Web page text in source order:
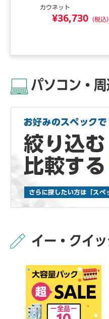
カウネット
¥36,730 （税込）
パソコン・
イー・クイ